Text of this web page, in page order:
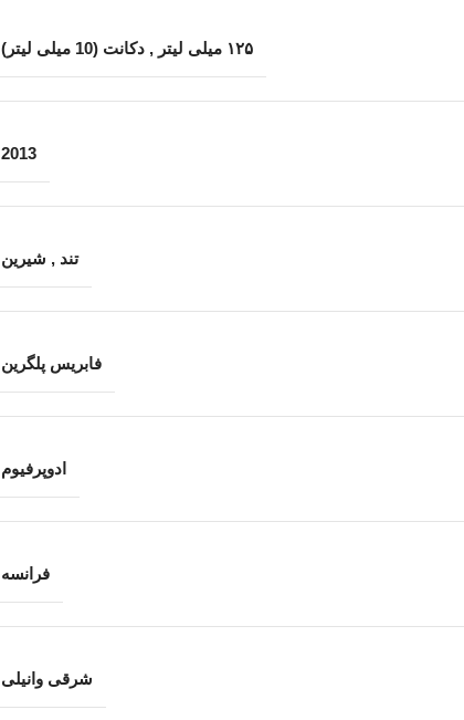
۱۲۵ میلی لیتر , دکانت (10 میلی لیتر)
2013
تند , شیرین
فابریس پلگرین
ادوپرفیوم
فرانسه
شرقی وانیلی